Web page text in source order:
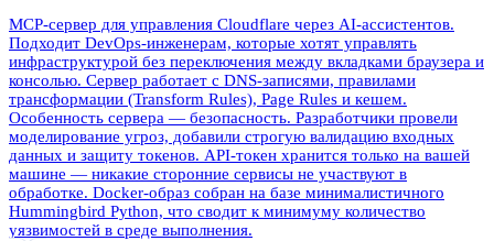
MCP-сервер для управления Cloudflare через AI-ассистентов.
Подходит DevOps-инженерам, которые хотят управлять
инфраструктурой без переключения между вкладками браузера и
консолью. Сервер работает с DNS-записями, правилами
трансформации (Transform Rules), Page Rules и кешем.
Особенность сервера — безопасность. Разработчики провели
моделирование угроз, добавили строгую валидацию входных
данных и защиту токенов. API-токен хранится только на вашей
машине — никакие сторонние сервисы не участвуют в
обработке. Docker-образ собран на базе минималистичного
Hummingbird Python, что сводит к минимуму количество
уязвимостей в среде выполнения.